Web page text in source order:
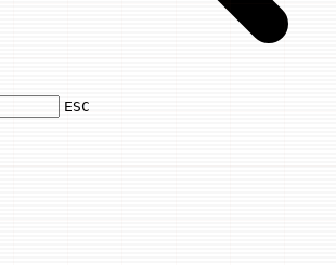
Use arrow keys to navigate results,
ESC